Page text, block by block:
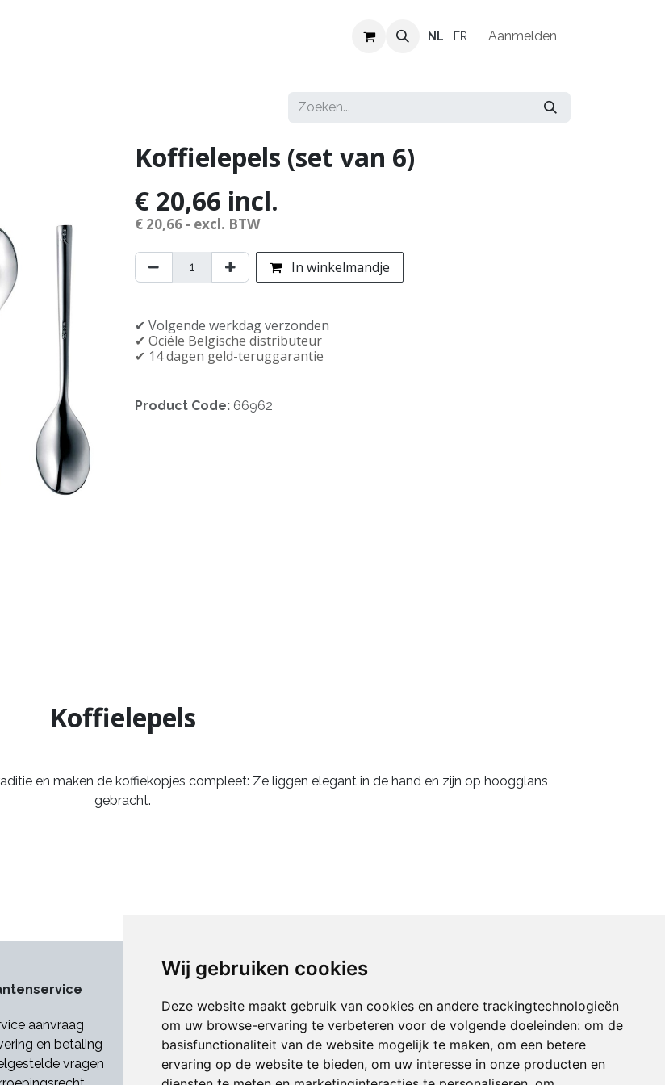
Wij gebruiken cookies
Deze website maakt gebruik van cookies en andere trackingtechnologieën
om uw browse-ervaring te verbeteren voor de volgende doeleinden: om de
basisfunctionaliteit van de website mogelijk te maken, om een betere
ervaring op de website te bieden, om uw interesse in onze producten en
Verkooppunten Vacatures
NL FR Aanmelden
Koffielepels (set van 6)
€ 20,66 incl.
€ 20,66 - excl. BTW
In winkelmandje
✔︎ Volgende werkdag verzonden
✔︎ Officiële Belgische distributeur
✔︎ 14 dagen geld-teruggarantie
Product Code: 66962
Koffielepels
en maken de koffiekopjes compleet: Ze liggen elegant in de hand en zijn op hoogglans
gebracht.
aanvraag
en betaling
vragen